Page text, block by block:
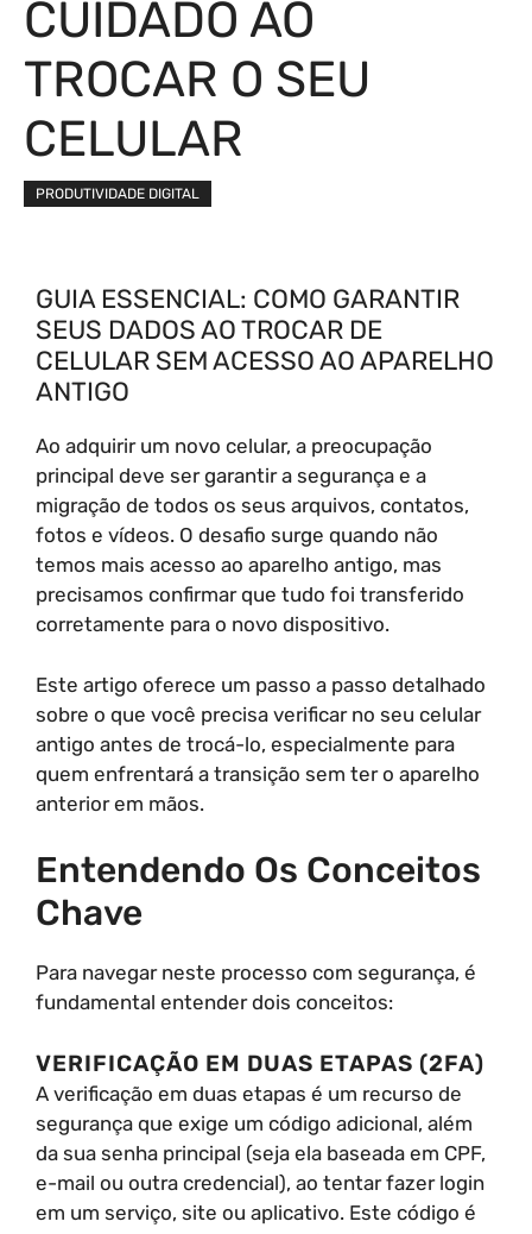
CUIDADO AO
TROCAR O SEU
CELULAR
PRODUTIVIDADE DIGITAL
GUIA ESSENCIAL: COMO GARANTIR
SEUS DADOS AO TROCAR DE
CELULAR SEM ACESSO AO APARELHO
ANTIGO
Ao adquirir um novo celular, a preocupação
principal deve ser garantir a segurança e a
migração de todos os seus arquivos, contatos,
fotos e vídeos. O desafio surge quando não
temos mais acesso ao aparelho antigo, mas
precisamos confirmar que tudo foi transferido
corretamente para o novo dispositivo.
Este artigo oferece um passo a passo detalhado
sobre o que você precisa verificar no seu celular
antigo antes de trocá-lo, especialmente para
quem enfrentará a transição sem ter o aparelho
anterior em mãos.
Entendendo Os Conceitos
Chave
Para navegar neste processo com segurança, é
fundamental entender dois conceitos:
VERIFICAÇÃO EM DUAS ETAPAS (2FA)
A verificação em duas etapas é um recurso de
segurança que exige um código adicional, além
da sua senha principal (seja ela baseada em CPF,
e-mail ou outra credencial), ao tentar fazer login
em um serviço, site ou aplicativo. Este código é